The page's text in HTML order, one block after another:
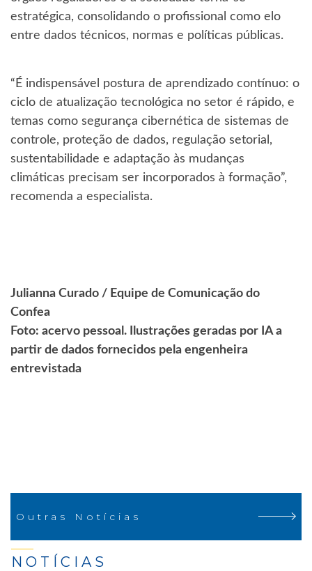
estratégica, consolidando o profissional como elo
entre dados técnicos, normas e políticas públicas.
“É indispensável postura de aprendizado contínuo: o
ciclo de atualização tecnológica no setor é rápido, e
temas como segurança cibernética de sistemas de
controle, proteção de dados, regulação setorial,
sustentabilidade e adaptação às mudanças
climáticas precisam ser incorporados à formação”,
recomenda a especialista.
Julianna Curado / Equipe de Comunicação do
Confea
Foto: acervo pessoal. Ilustrações geradas por IA a
partir de dados fornecidos pela engenheira
entrevistada
Outras Notícias
NOTÍCIAS